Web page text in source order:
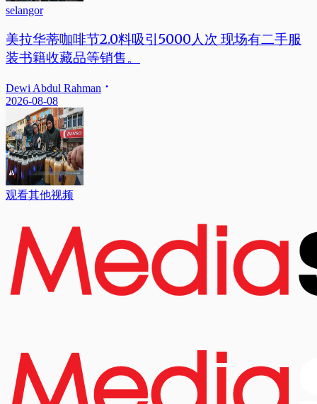
selangor
美拉华蒂咖啡节2.0料吸引5000人次 现场有二手服
装书籍收藏品等销售。
Dewi Abdul Rahman
2026-08-08
观看其他视频